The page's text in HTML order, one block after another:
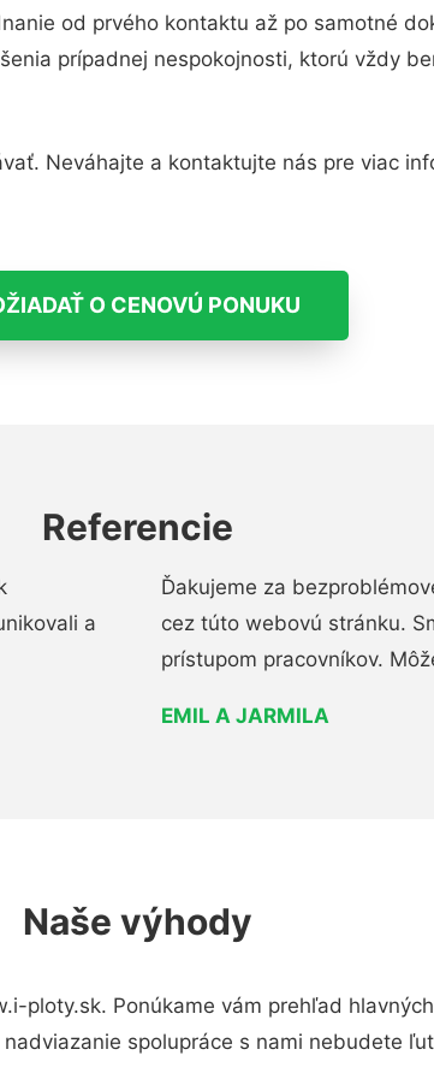
od prvého kontaktu až po samotné
prípadnej nespokojnosti, ktorú vždy
Neváhajte a kontaktujte nás pre viac
O CENOVÚ PONUKU
Referencie
a
Ďakujeme za
cez túto webovú stránku.
prístupom pracovníkov.
EMIL A JARMILA
Naše výhody
ploty.sk. Ponúkame vám prehľad
spolupráce s nami nebudete